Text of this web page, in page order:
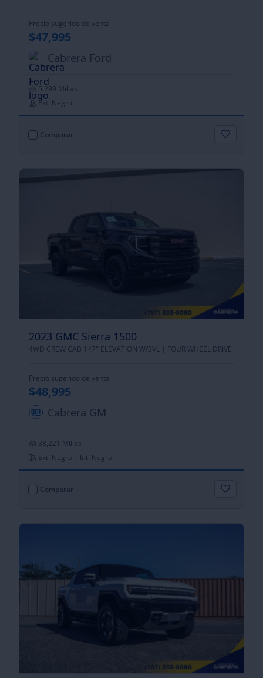
Precio sugerido de venta
$47,995
Cabrera Ford
5,299 Millas
Ext. Negro
Comparar
2023 GMC Sierra 1500
4WD CREW CAB 147" ELEVATION W/3VL | FOUR WHEEL DRIVE
Precio sugerido de venta
$48,995
Cabrera GM
38,221 Millas
Ext. Negro | Int. Negro
Comparar